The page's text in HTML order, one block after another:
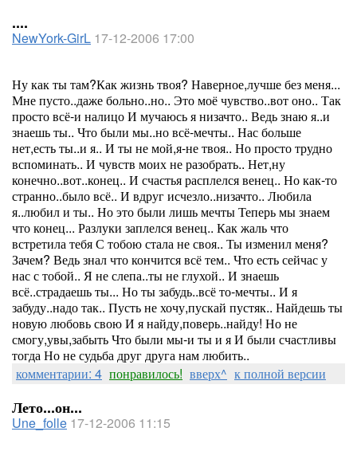
....
NewYork-GirL 17-12-2006 17:00
Ну как ты там?Как жизнь твоя? Наверное,лучше без меня...
Мне пусто..даже больно..но.. Это моё чувство..вот оно.. Так
просто всё-и налицо И мучаюсь я низачто.. Ведь знаю я..и
знаешь ты.. Что были мы..но всё-мечты.. Нас больше
нет,есть ты..и я.. И ты не мой,я-не твоя.. Но просто трудно
вспоминать.. И чувств моих не разобрать.. Нет,ну
конечно..вот..конец.. И счастья расплелся венец.. Но как-то
странно..было всё.. И вдруг исчезло..низачто.. Любила
я..любил и ты.. Но это были лишь мечты Теперь мы знаем
что конец... Разлуки заплелся венец.. Как жаль что
встретила тебя С тобою стала не своя.. Ты изменил меня?
Зачем? Ведь знал что кончится всё тем.. Что есть сейчас у
нас с тобой.. Я не слепа..ты не глухой.. И знаешь
всё..страдаешь ты... Но ты забудь..всё то-мечты.. И я
забуду..надо так.. Пусть не хочу,пускай пустяк.. Найдешь ты
новую любовь свою И я найду,поверь..найду! Но не
смогу,увы,забыть Что были мы-и ты и я И были счастливы
тогда Но не судьба друг друга нам любить..
комментарии: 4 понравилось! вверх^ к полной версии
Лето...он...
Une_folle 17-12-2006 11:15